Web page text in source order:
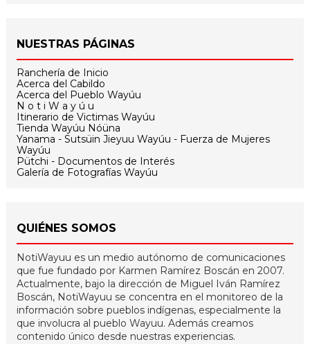
NUESTRAS PÁGINAS
Ranchería de Inicio
Acerca del Cabildo
Acerca del Pueblo Wayúu
N o t i W a y ú u
Itinerario de Victimas Wayúu
Tienda Wayúu Nóüna
Yanama - Sutsüin Jieyuu Wayúu - Fuerza de Mujeres
Wayúu
Pütchi - Documentos de Interés
Galería de Fotografías Wayúu
QUIÉNES SOMOS
NotiWayuu es un medio autónomo de comunicaciones
que fue fundado por Karmen Ramírez Boscán en 2007.
Actualmente, bajo la dirección de Miguel Iván Ramírez
Boscán, NotiWayuu se concentra en el monitoreo de la
información sobre pueblos indígenas, especialmente la
que involucra al pueblo Wayuu. Además creamos
contenido único desde nuestras experiencias.